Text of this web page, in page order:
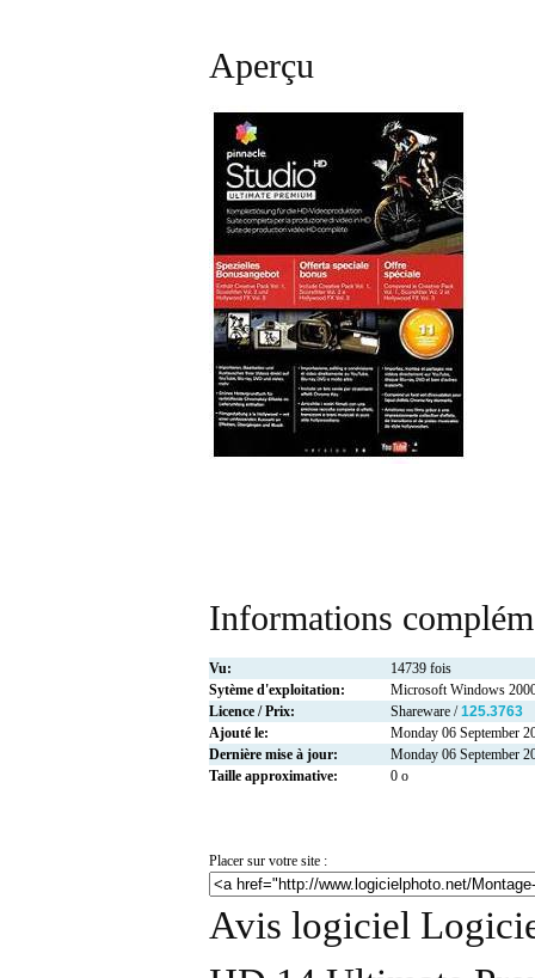
Aperçu
Informations
Vu:
14739 fois
Sytème d'exploitation:
Microsoft Windows
Licence / Prix:
Shareware /125.3763
Ajouté le:
Monday 06 September
Dernière mise à jour:
Monday 06 September
Taille approximative:
0 o
Placer sur votre site :
Avis logiciel